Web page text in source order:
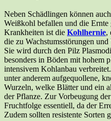
Neben Schädlingen können
Weißkohl befallen und die Ernte
Krankheiten ist die Kohlhernie,
die zu Wachstumsstörungen
Sie wird durch den Pilz
besonders in Böden mit hohem
intensivem Kohlanbau
unter anderem aufgequollene,
Wurzeln, welke Blätter und ein
der Pflanze. Zur Vorbeugung
Fruchtfolge essentiell, da der
Zudem sollten resistente Sorten